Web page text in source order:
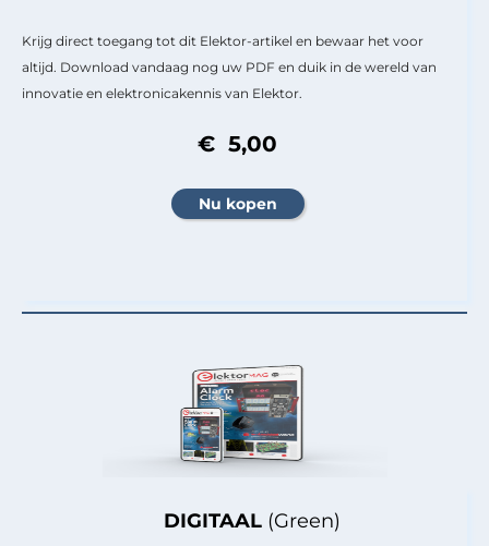
DIGITAAL (Green)
Krijg direct toegang tot dit Elektor-artikel en bewaar het voor
altijd. Download vandaag nog uw PDF en duik in de wereld van
innovatie en elektronicakennis van Elektor.
€ 5,00